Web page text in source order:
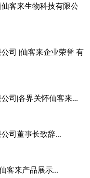
客来生物科技有限公
司 |仙客来企业荣誉 有
司|各界关怀仙客来...
司董事长致辞...
客来产品展示...